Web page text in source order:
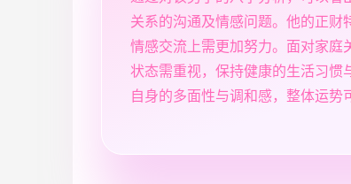
关系的沟通及情感问题。他的正
情感交流上需更加努力。面对家庭
状态需重视，保持健康的生活习惯
自身的多面性与调和感，整体运势